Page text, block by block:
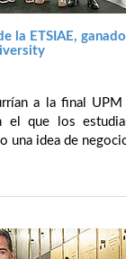
la ETSIAE,
a la final
el que los
una idea de